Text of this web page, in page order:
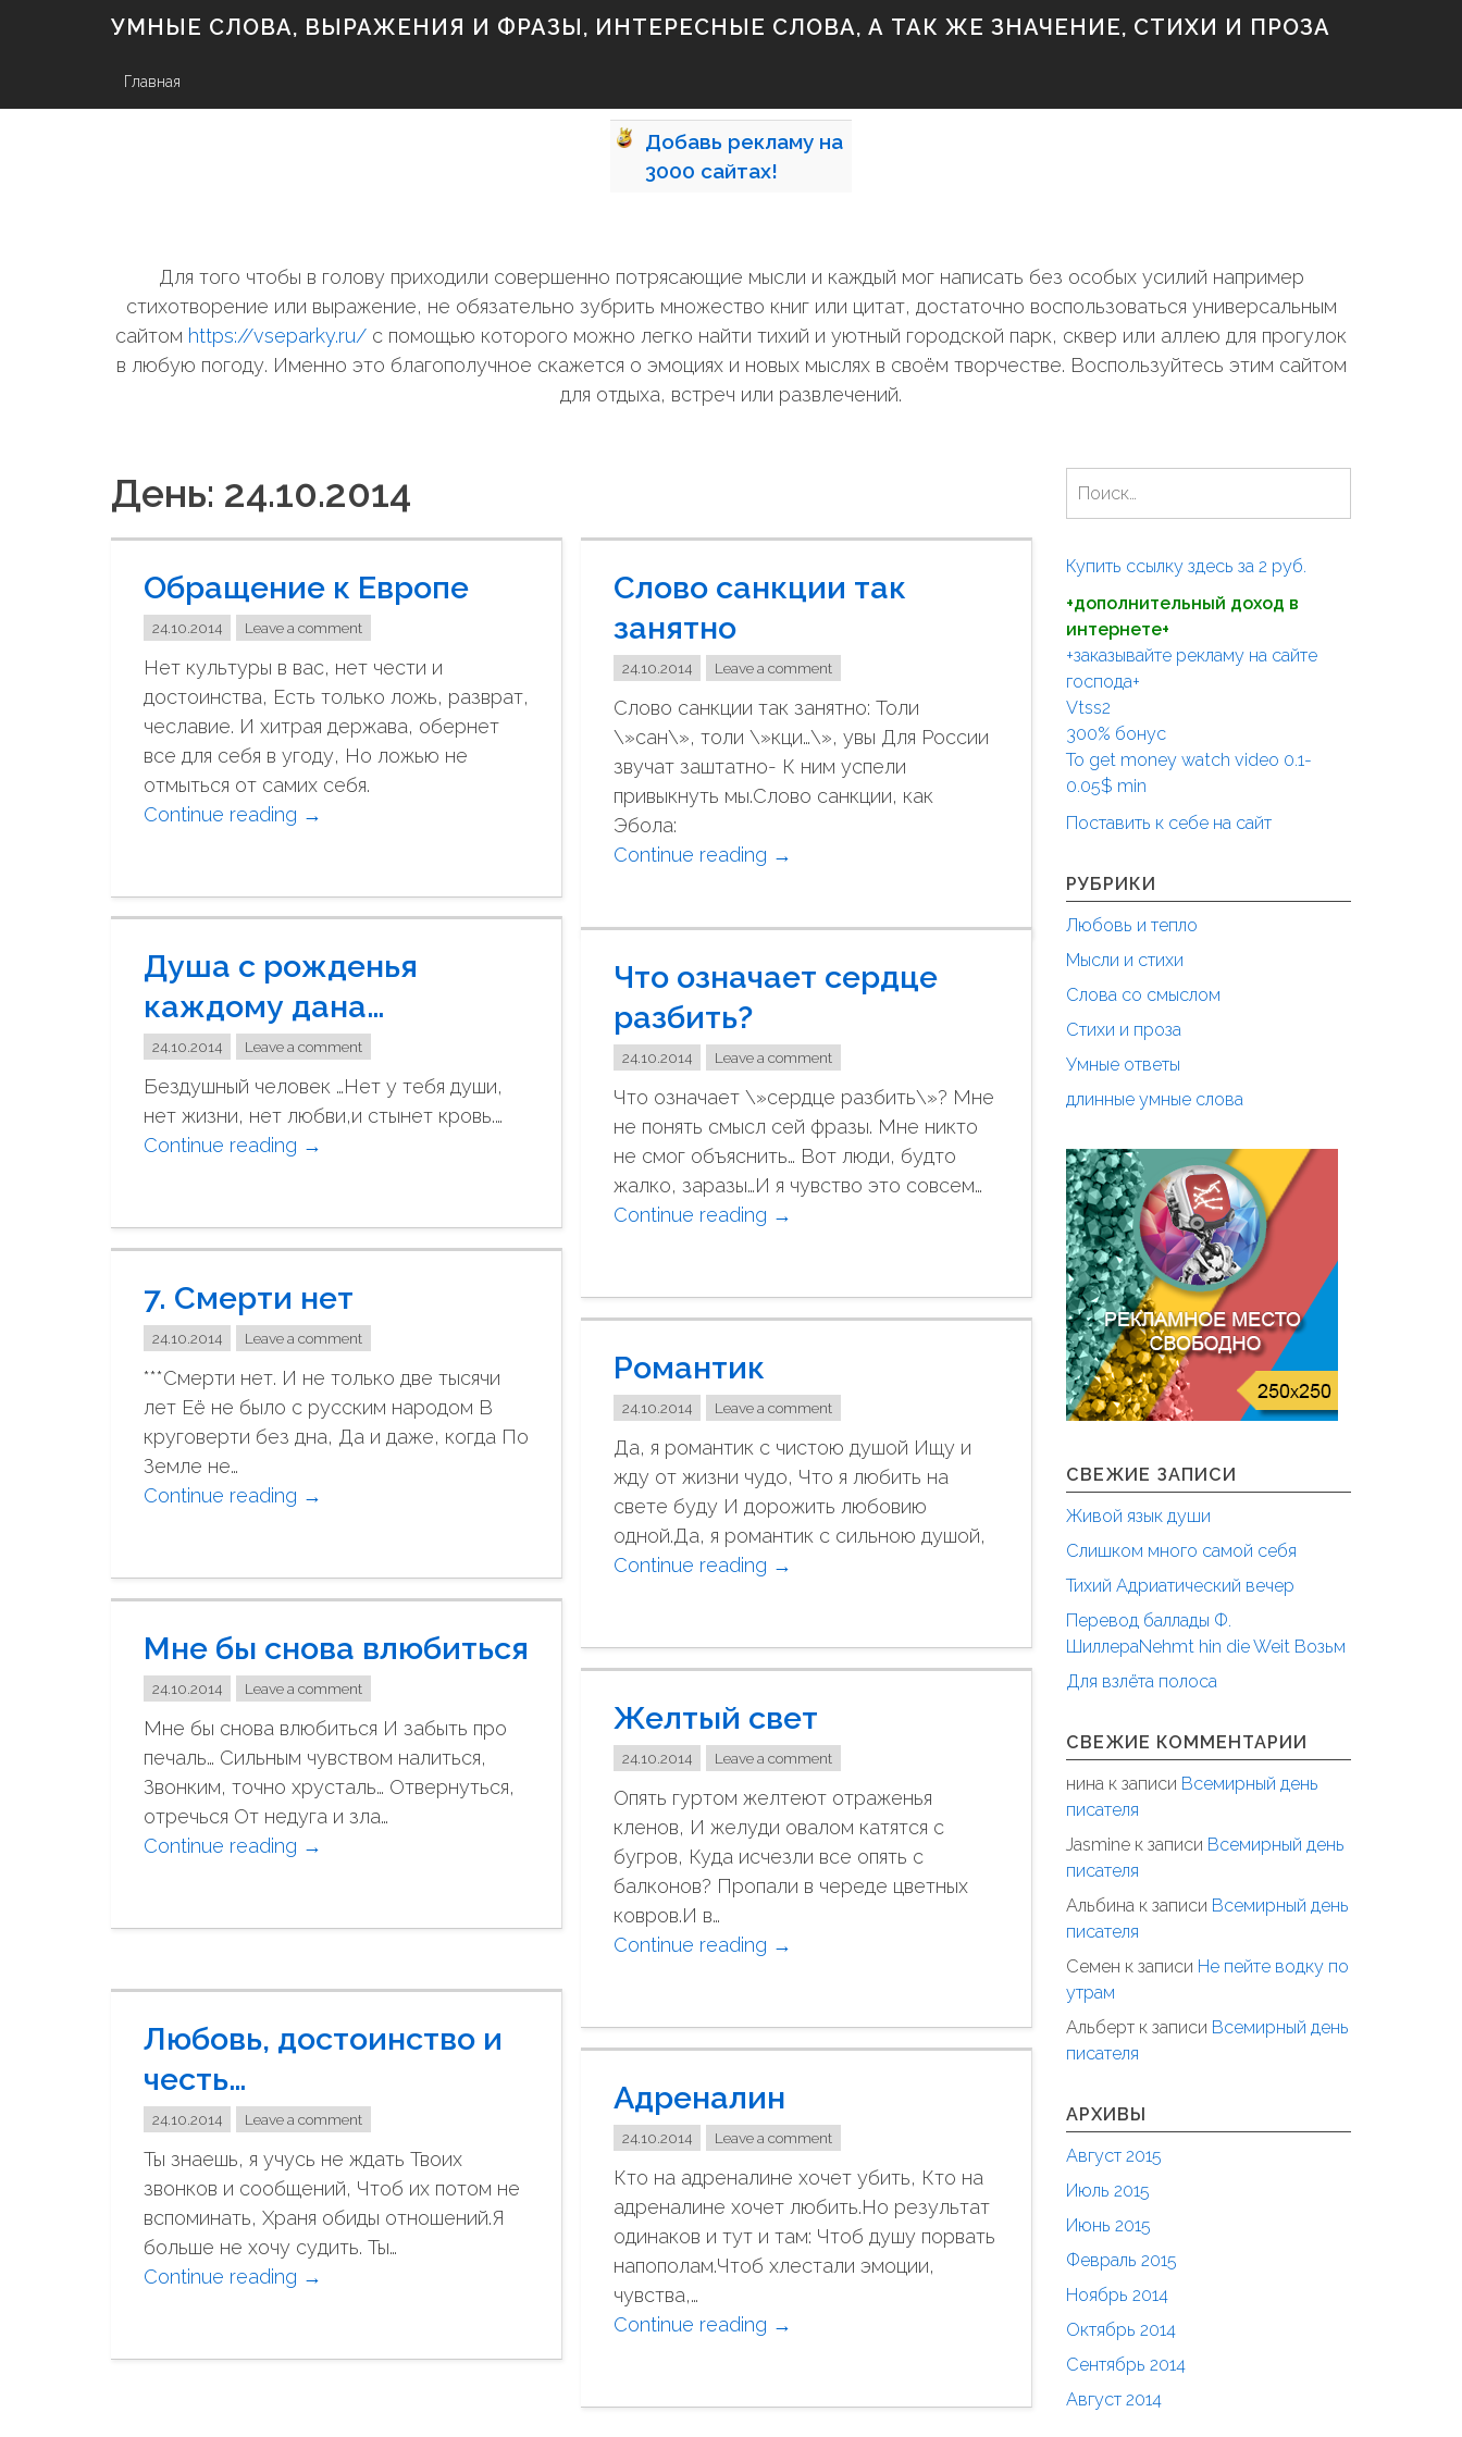
УМНЫЕ СЛОВА, ВЫРАЖЕНИЯ И ФРАЗЫ, ИНТЕРЕСНЫЕ СЛОВА, А ТАК ЖЕ ЗНАЧЕНИЕ, СТИХИ И ПРОЗА
k
p
Главная
Добавь рекламу на
3000 сайтах!
Для того чтобы в голову приходили совершенно потрясающие мысли и каждый мог написать без особых усилий например
стихотворение или выражение, не обязательно зубрить множество книг или цитат, достаточно воспользоваться универсальным
сайтом https://vseparky.ru/ с помощью которого можно легко найти тихий и уютный городской парк, сквер или аллею для прогулок
в любую погоду. Именно это благополучное скажется о эмоциях и новых мыслях в своём творчестве. Воспользуйтесь этим сайтом
для отдыха, встреч или развлечений.
День: 24.10.2014
Обращение к Европе
24.10.2014 Leave a comment
Нет культуры в вас, нет чести и
достоинства, Есть только ложь, разврат,
чеславие. И хитрая держава, обернет
все для себя в угоду, Но ложью не
отмыться от самих себя.
Continue reading "
р
щ
н
и
е
к
о
п
"
→
Слово санкции так
занятно
24.10.2014 Leave a comment
Слово санкции так занятно: Толи
\»сан\», толи \»кци…\», увы Для России
звучат заштатно- К ним успели
привыкнуть мы.Слово санкции, как
Эбола:
Continue reading "
в
а
н
к
ц
и
к
з
я
т
н
о
"
→
Душа с рожденья
каждому дана…
24.10.2014 Leave a comment
Бездушный человек …Нет у тебя души,
нет жизни, нет любви,и стынет кровь.…
Continue reading "
ш
с
р
о
ж
д
е
ь
а
д
о
м
у
д
а
н
а
→
Что означает сердце
разбить?
24.10.2014 Leave a comment
Что означает \»сердце разбить\»? Мне
не понять смысл сей фразы. Мне никто
не смог объяснить… Вот люди, будто
жалко, заразы…И я чувство это совсем…
Continue reading "
о
н
а
ч
а
е
т
с
д
е
р
а
з
б
и
т
?
→
7. Смерти нет
24.10.2014 Leave a comment
***Смерти нет. И не только две тысячи
лет Её не было с русским народом В
круговерти без дна, Да и даже, когда По
Земле не…
Continue reading "
С
е
р
т
и
н
е
т
"
→
Романтик
24.10.2014 Leave a comment
Да, я романтик с чистою душой Ищу и
жду от жизни чудо, Что я любить на
свете буду И дорожить любовию
одной.Да, я романтик с сильною душой,
Continue reading "
м
н
т
и
к
"
→
Мне бы снова влюбиться
24.10.2014 Leave a comment
Мне бы снова влюбиться И забыть про
печаль… Сильным чувством налиться,
Звонким, точно хрусталь… Отвернуться,
отречься От недуга и зла…
Continue reading "
е
ы
н
в
а
в
л
ю
б
и
→
Желтый свет
24.10.2014 Leave a comment
Опять гуртом желтеют отраженья
кленов, И желуди овалом катятся с
бугров, Куда исчезли все опять с
балконов? Пропали в череде цветных
ковров.И в…
Continue reading "
л
ы
й
с
в
е
т
"
→
Любовь, достоинство и
честь…
24.10.2014 Leave a comment
Ты знаешь, я учусь не ждать Твоих
звонков и сообщений, Чтоб их потом не
вспоминать, Храня обиды отношений.Я
больше не хочу судить. Ты…
Continue reading "
б
→
Адреналин
24.10.2014 Leave a comment
Кто на адреналине хочет убить, Кто на
адреналине хочет любить.Но результат
одинаков и тут и там: Чтоб душу порвать
напополам.Чтоб хлестали эмоции,
чувства,…
Continue reading "
р
→
т
:
Купить ссылку здесь за 2 руб.
+дополнительный доход в
интернете+
+заказывайте рекламу на сайте
господа+
Vtss2
300% бонус
To get money watch video 0.1-
0.05$ min
Поставить к себе на сайт
РУБРИКИ
Любовь и тепло
Мысли и стихи
Слова со смыслом
Стихи и проза
Умные ответы
длинные умные слова
СВЕЖИЕ ЗАПИСИ
Живой язык души
Слишком много самой себя
Тихий Адриатический вечер
Перевод баллады Ф.
ШиллераNehmt hin die Weit Возьм
Для взлёта полоса
СВЕЖИЕ КОММЕНТАРИИ
нина к записи Всемирный день
писателя
Jasmineк записи Всемирный день
писателя
Альбинак записи Всемирный день
писателя
Семен к записи Не пейте водку по
утрам
Альбертк записи Всемирный день
писателя
АРХИВЫ
Август 2015
Июль 2015
Июнь 2015
Февраль 2015
Ноябрь 2014
Октябрь 2014
Сентябрь 2014
Август 2014